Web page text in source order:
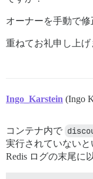
オーナーを手動で
重ねてお礼申し上げ
Ingo_Karstein (Ingo
コンテナ内で
実行されていない
Redis ログの末尾に